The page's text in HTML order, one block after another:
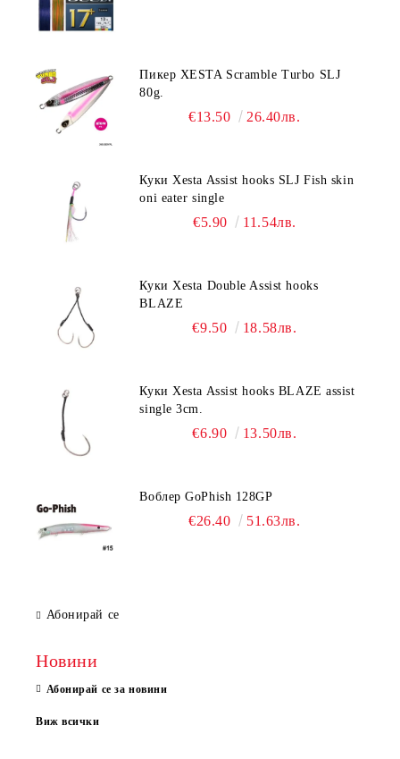
Пикер XESTA Scramble Turbo SLJ
80g.
€13.50 26.40лв.
Куки Xesta Assist hooks SLJ Fish skin
oni eater single
€5.90 11.54лв.
Куки Xesta Double Assist hooks
BLAZE
€9.50 18.58лв.
Куки Xesta Assist hooks BLAZE assist
single 3cm.
€6.90 13.50лв.
Воблер GoPhish 128GP
€26.40 51.63лв.
Абонирай се
Новини
Абонирай се за новини
Виж всички